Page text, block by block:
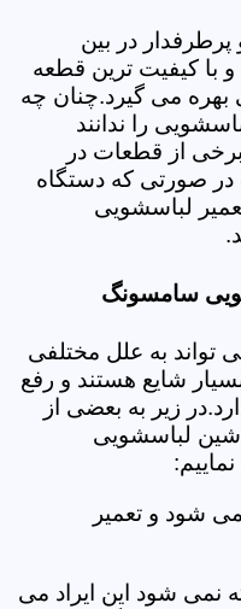
در بین
و با کیفیت ترین قطعه
می گیرد.چنان چه
را ندانند
از قطعات در
صورتی که دستگاه
لباسشویی
سامسونگ
به علل مختلفی
شایع هستند و رفع
زیر به بعضی از
لباسشویی
شود و تعمیر
نمی شود این ایراد می